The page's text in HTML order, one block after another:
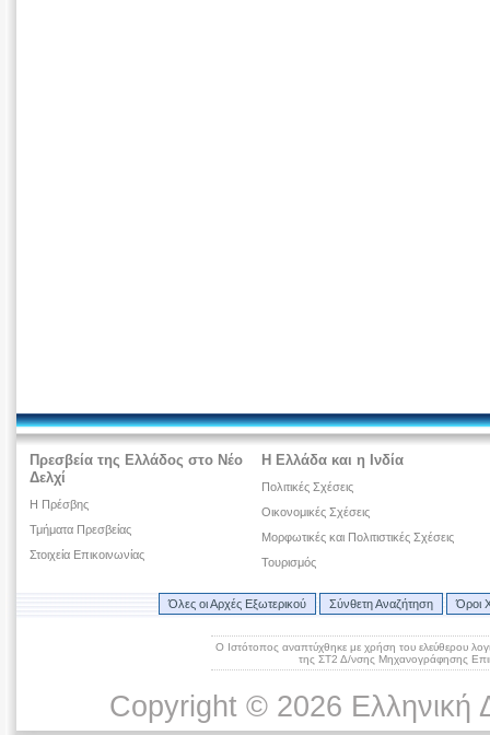
Πρεσβεία της Ελλάδος στο Νέο
Δελχί
Η Πρέσβης
Τμήματα Πρεσβείας
Στοιχεία Επικοινωνίας
Η Ελλάδα και η Ινδία
Πολιτικές Σχέσεις
Οικονομικές Σχέσεις
Μορφωτικές και Πολιτιστικές Σχέσεις
Τουρισμός
Όλες οι Αρχές Εξωτερικού Σύνθετη Αναζήτηση Όροι
Ο Ιστότοπος αναπτύχθηκε με χρήση του ελεύθερου
της ΣΤ2 Δ/νσης Μηχανογράφησης
Copyright © 2026